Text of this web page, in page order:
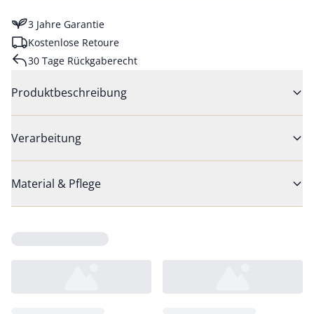
3 Jahre Garantie
Kostenlose Retoure
30 Tage Rückgaberecht
Produktbeschreibung
Verarbeitung
Material & Pflege